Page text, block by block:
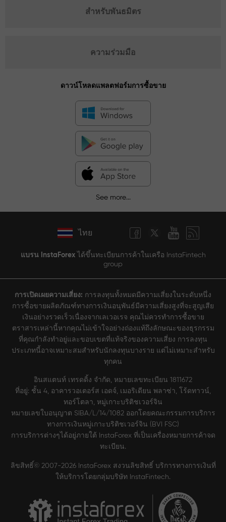
สำหรับพันธมิตร
ความร่วมมือ
ดาวน์โหลดแพลตฟอร์มการซื้อขาย
See more...
ไทย
แบรน InstaForexได้ขึ้นทะเบียนการค้าในเครือ InstaFintech
group
การเปิดเผยความเสี่ยง: การลงทุนทั้งหมดมีความเสี่ยงในระดับหนึ่ง
การซื้อขายผลิตภัณฑ์ทางการเงินอนุพันธ์มีความเสี่ยงสูงที่จะสูญเสีย
เงินอย่างรวดเร็วเนื่องจากเลเวอเรจ คุณไม่ควรทำการซื้อขาย
ตราสารเหล่านี้หากคุณไม่เข้าใจอย่างถ่องแท้ถึงลักษณะของธุรกรรม
ที่คุณกำลังทำอยู่และขอบเขตที่แท้จริงของความเสี่ยง การลงทุน
ประเภทนี้อาจเหมาะสมสำหรับนักลงทุนบางราย แต่ไม่เหมาะสำหรับ
ทุกคน
อินสแตนท์ เทรดดิ้ง จำกัด, หมายเลขทะเบียน 1811672
ที่อยู่: ชั้น 4, อาคารวอเตอร์ส เอดจ์, เมอริเดียน พลาซ่า, โร้ดทาวน์,
ทอร์โตลา, หมู่เกาะบริติชเวอร์จิน
หมายเลขใบอนุญาต SIBA/L/14/1082 ออกโดยคณะกรรมการบริการ
ทางการเงินหมู่เกาะบริติชเวอร์จิน (BVI FSC)
การบริการต่างๆได้อยู่ภายใต้ InstaForex ที่เป็นเครื่องหมายการค้าจด
ทะเบียน.
ลิขสิทธิ์© 2007-2026 InstaForex สงวนลิขสิทธิ์ บริการทางการเงินที่
ให้บริการโดยกลุ่มบริษัท InstaFintech.